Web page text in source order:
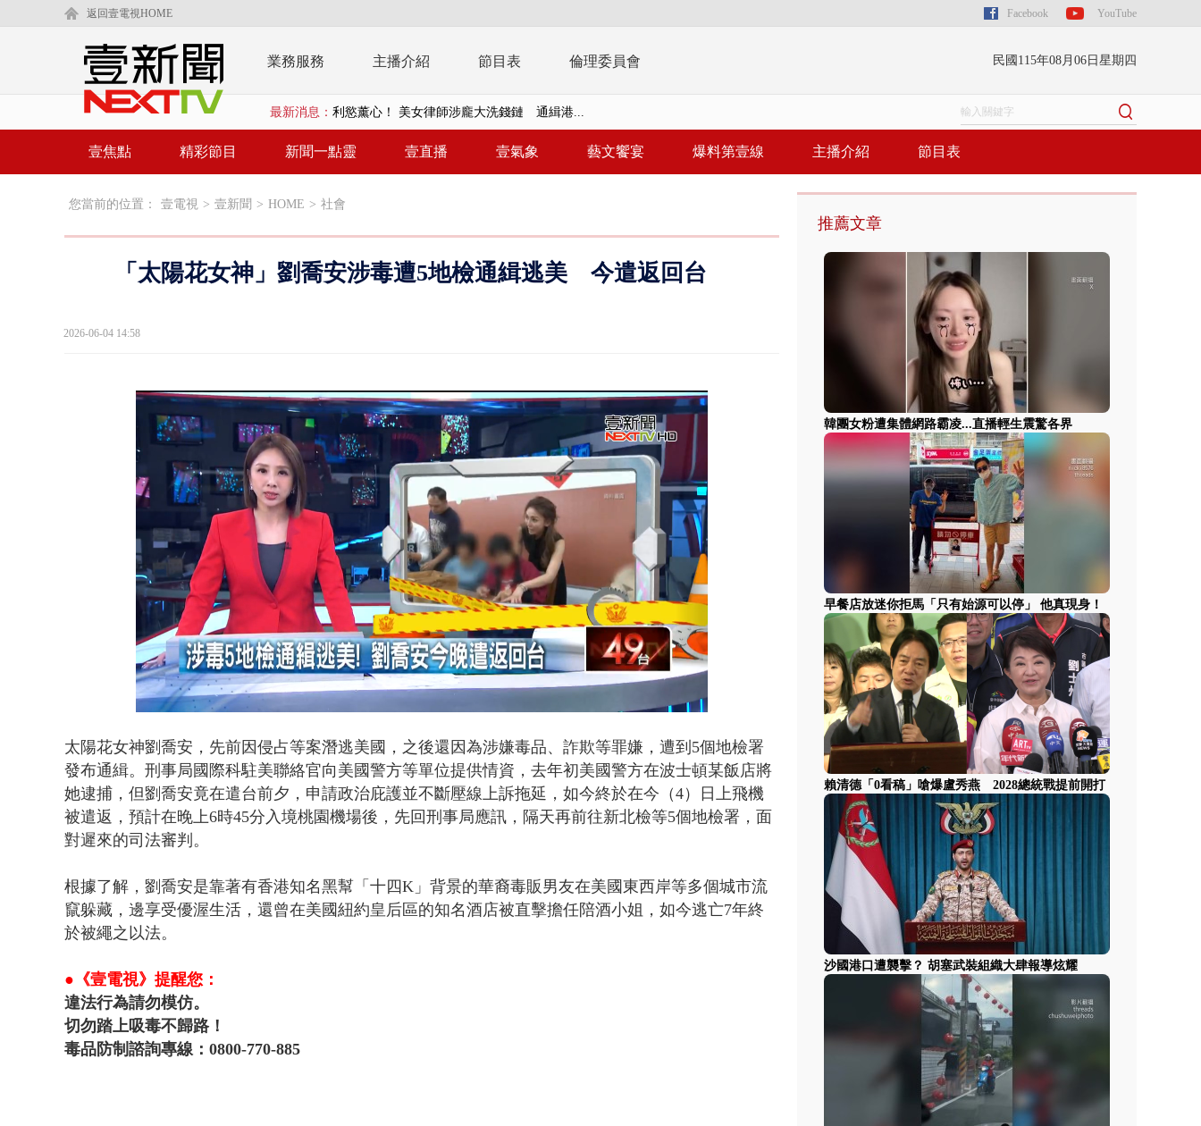
返回壹電視HOME Facebook YouTube
業務服務 主播介紹 節目表 倫理委員會 民國115年08月06日星期四
最新消息： 利慾薰心！ 美女律師涉龐大洗錢鏈 通緝港...
早餐店放迷你拒馬「只有始源可以停」 他真...
貨車鬼切釀禍 砂石車為閃避悚撞4車釀3傷
白海豚逼近...北市「颱風整備假」？ 蔣萬安...
壹焦點 精彩節目 新聞一點靈 壹直播 壹氣象 藝文饗宴 爆料第壹線 主播介紹 節目表
您當前的位置： 壹電視 > 壹新聞 > HOME > 社會
「太陽花女神」劉喬安涉毒遭5地檢通緝逃美 今遣返回台
2026-06-04 14:58
Unmute
40.77%
太陽花女神劉喬安，先前因侵占等案潛逃美國，之後還因為涉嫌毒品、詐欺等罪嫌，遭到5個地檢署
發布通緝。刑事局國際科駐美聯絡官向美國警方等單位提供情資，去年初美國警方在波士頓某飯店將
她逮捕，但劉喬安竟在遣台前夕，申請政治庇護並不斷壓線上訴拖延，如今終於在今（4）日上飛機
被遣返，預計在晚上6時45分入境桃園機場後，先回刑事局應訊，隔天再前往新北檢等5個地檢署，面
對遲來的司法審判。
根據了解，劉喬安是靠著有香港知名黑幫「十四K」背景的華裔毒販男友在美國東西岸等多個城市流
竄躲藏，邊享受優渥生活，還曾在美國紐約皇后區的知名酒店被直擊擔任陪酒小姐，如今逃亡7年終
於被繩之以法。
●《壹電視》提醒您：
違法行為請勿模仿。
切勿踏上吸毒不歸路！
毒品防制諮詢專線：0800-770-885
推薦文章
韓團女粉遭集體網路霸凌...直播輕生震驚各界
早餐店放迷你拒馬「只有始源可以停」 他真現身！
賴清德「0看稿」嗆爆盧秀燕 2028總統戰提前開打
沙國港口遭襲擊？ 胡塞武裝組織大肆報導炫耀